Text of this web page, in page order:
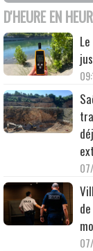
D'HEURE EN